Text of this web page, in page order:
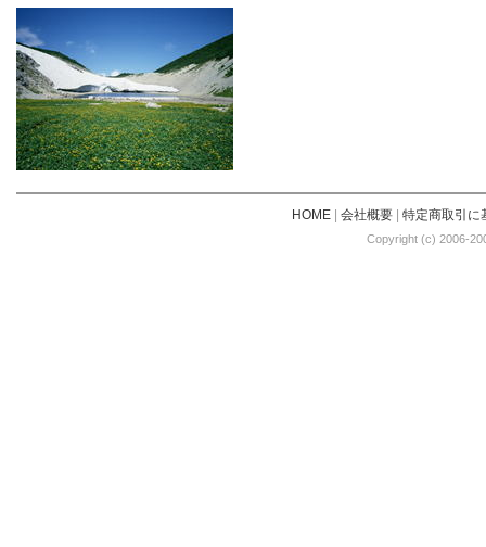
HOME| 会社概要| 特定商取引に
Copyright (c) 2006-